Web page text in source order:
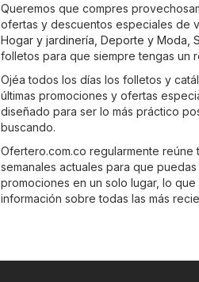
Queremos que compres
ofertas y descuentos especiales de
Hogar y jardinería Deporte y Moda
folletos para que siempre tengas un
Ojéa todos los días los folletos y
últimas promociones y ofertas
diseñado para ser lo más práctico
buscando.
Ofertero.com.co regularmente
semanales actuales para que
promociones en un solo lugar, lo
información sobre todas las más